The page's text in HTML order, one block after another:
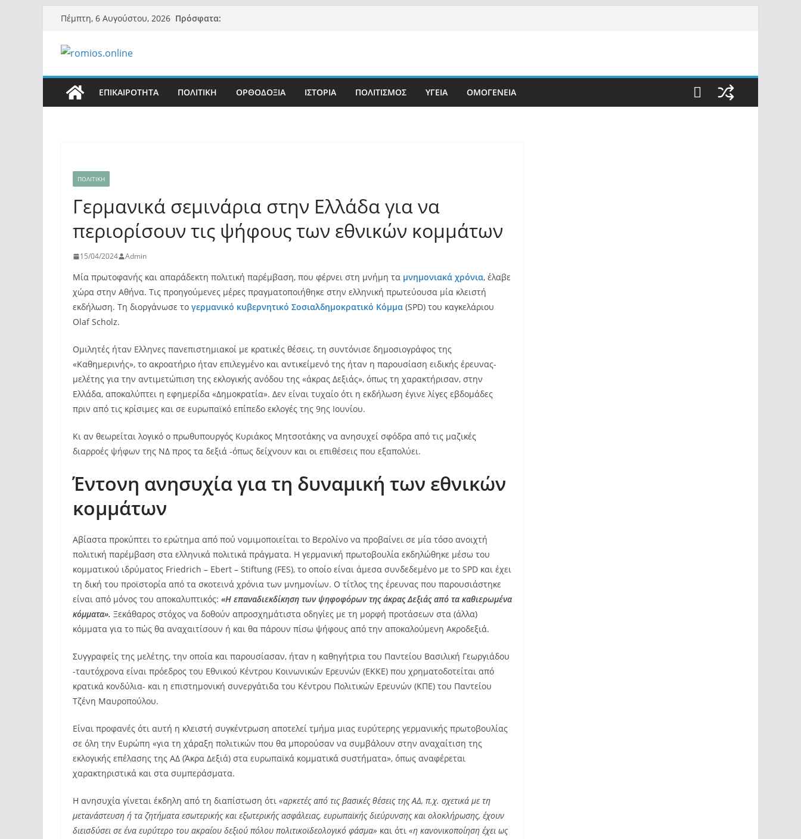
Μετάβαση
περιεχόμενο
Πέμπτη, 6 Αυγούστου, 2026 Πρόσφατα:
ΕΠΙΚΑΙΡΟΤΗΤΑ ΠΟΛΙΤΙΚΗ ΟΡΘΟΔΟΞΙΑ ΙΣΤΟΡΙΑ ΠΟΛΙΤΙΣΜΟΣ ΥΓΕΙΑ ΟΜΟΓΕΝΕΙΑ
ΠΟΛΙΤΙΚΗ
Γερμανικά σεμινάρια στην Ελλάδα για να
περιορίσουν τις ψήφους των εθνικών κομμάτων
15/04/2024 Admin
Μία πρωτοφανής και απαράδεκτη πολιτική παρέμβαση, που φέρνει στη μνήμη τα μνημονιακά χρόνια, έλαβε
χώρα στην Αθήνα. Τις προηγούμενες μέρες πραγματοποιήθηκε στην ελληνική πρωτεύουσα μία κλειστή
εκδήλωση. Τη διοργάνωσε το γερμανικό κυβερνητικό Σοσιαλδημοκρατικό Κόμμα (SPD) του καγκελάριου
Olaf Scholz.
Oμιλητές ήταν Ελληνες πανεπιστημιακοί με κρατικές θέσεις, τη συντόνισε δημοσιογράφος της
«Καθημερινής», το ακροατήριο ήταν επιλεγμένο και αντικείμενό της ήταν η παρουσίαση ειδικής έρευνας-
μελέτης για την αντιμετώπιση της εκλογικής ανόδου της «άκρας Δεξιάς», όπως τη χαρακτήρισαν, στην
Ελλάδα, αποκαλύπτει η εφημερίδα «Δημοκρατία». Δεν είναι τυχαίο ότι η εκδήλωση έγινε λίγες εβδομάδες
πριν από τις κρίσιμες και σε ευρωπαϊκό επίπεδο εκλογές της 9ης Ιουνίου.
Κι αν θεωρείται λογικό ο πρωθυπουργός Κυριάκος Μητσοτάκης να ανησυχεί σφόδρα από τις μαζικές
διαρροές ψήφων της ΝΔ προς τα δεξιά -όπως δείχνουν και οι επιθέσεις που εξαπολύει.
Έντονη ανησυχία για τη δυναμική των εθνικών
κομμάτων
Αβίαστα προκύπτει το ερώτημα από πού νομιμοποιείται το Βερολίνο να προβαίνει σε μία τόσο ανοιχτή
πολιτική παρέμβαση στα ελληνικά πολιτικά πράγματα. Η γερμανική πρωτοβουλία εκδηλώθηκε μέσω του
κομματικού ιδρύματος Friedrich – Ebert – Stiftung (FES), το οποίο είναι άμεσα συνδεδεμένο με το SPD και έχει
τη δική του προϊστορία από τα σκοτεινά χρόνια των μνημονίων. Ο τίτλος της έρευνας που παρουσιάστηκε
είναι από μόνος του αποκαλυπτικός: «Η επαναδιεκδίκηση των ψηφοφόρων της άκρας Δεξιάς από τα καθιερωμένα
κόμματα». Ξεκάθαρος στόχος να δοθούν απροσχημάτιστα οδηγίες με τη μορφή προτάσεων στα (άλλα)
κόμματα για το πώς θα αναχαιτίσουν ή και θα πάρουν πίσω ψήφους από την αποκαλούμενη Ακροδεξιά.
Συγγραφείς της μελέτης, την οποία και παρουσίασαν, ήταν η καθηγήτρια του Παντείου Βασιλική Γεωργιάδου
-ταυτόχρονα είναι πρόεδρος του Εθνικού Κέντρου Κοινωνικών Ερευνών (ΕΚΚΕ) που χρηματοδοτείται από
κρατικά κονδύλια- και η επιστημονική συνεργάτιδα του Κέντρου Πολιτικών Ερευνών (ΚΠΕ) του Παντείου
Τζένη Μαυροπούλου.
Είναι προφανές ότι αυτή η κλειστή συγκέντρωση αποτελεί τμήμα μιας ευρύτερης γερμανικής πρωτοβουλίας
σε όλη την Ευρώπη «για τη χάραξη πολιτικών που θα μπορούσαν να συμβάλουν στην αναχαίτιση της
εκλογικής επέλασης της ΑΔ (Άκρα Δεξιά) στα ευρωπαϊκά κομματικά συστήματα», όπως αναφέρεται
χαρακτηριστικά και στα συμπεράσματα.
Η ανησυχία γίνεται έκδηλη από τη διαπίστωση ότι «αρκετές από τις βασικές θέσεις της ΑΔ, π.χ. σχετικά με τη
μετανάστευση ή τα ζητήματα εσωτερικής και εξωτερικής ασφάλειας, ευρωπαϊκής διεύρυνσης και ολοκλήρωσης, έχουν
διεισδύσει σε ένα ευρύτερο του ακραίου δεξιού πόλου πολιτικοϊδεολογικό φάσμα» και ότι «η κανονικοποίηση έχει ως